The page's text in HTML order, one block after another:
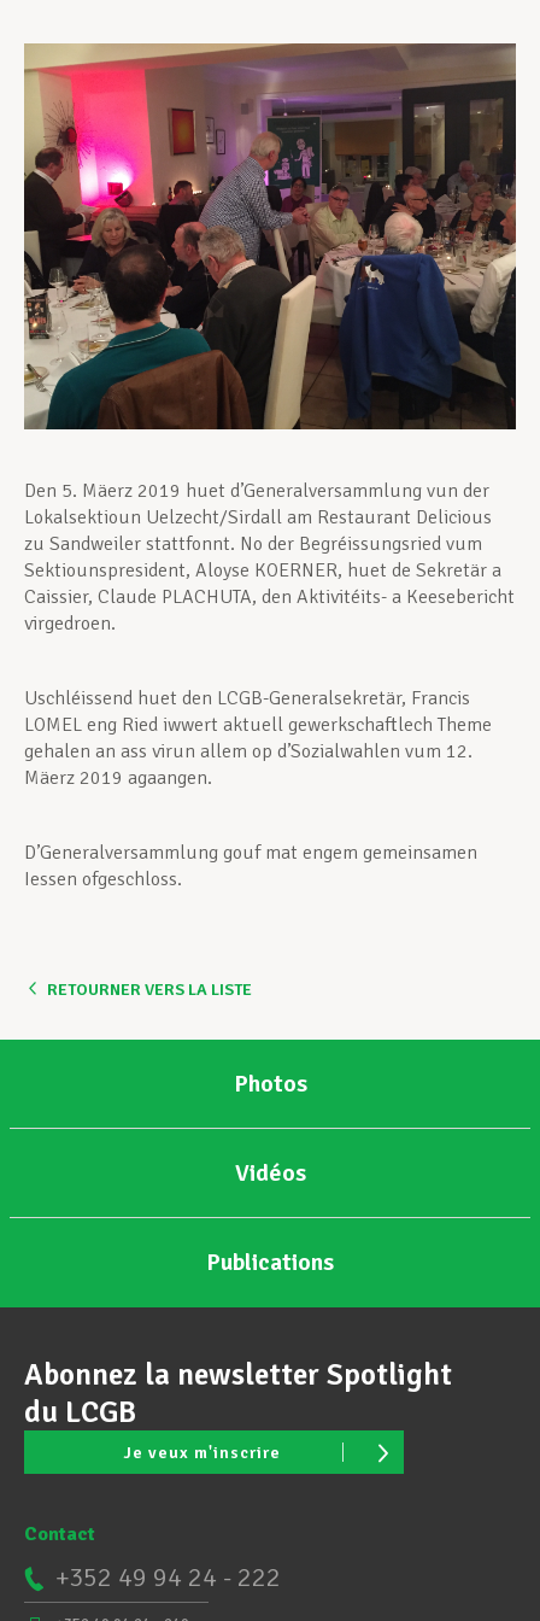
Assistance en vie privée
Développement professionnel
Devenir Membre
Actualités
Den 5. Mäerz 2019 huet d’Generalversammlung vun der
Lokalsektioun Uelzecht/Sirdall am Restaurant Delicious
zu Sandweiler stattfonnt. No der Begréissungsried vum
Sektiounspresident, Aloyse KOERNER, huet de Sekretär a
Caissier, Claude PLACHUTA, den Aktivitéits- a Keesebericht
virgedroen.
Uschléissend huet den LCGB-Generalsekretär, Francis
LOMEL eng Ried iwwert aktuell gewerkschaftlech Theme
gehalen an ass virun allem op d’Sozialwahlen vum 12.
Mäerz 2019 agaangen.
D’Generalversammlung gouf mat engem gemeinsamen
Iessen ofgeschloss.
RETOURNER VERS LA LISTE
Photos
Vidéos
Publications
Abonnez la newsletter Spotlight
du LCGB
Je veux m'inscrire
Contact
+352 49 94 24 - 222